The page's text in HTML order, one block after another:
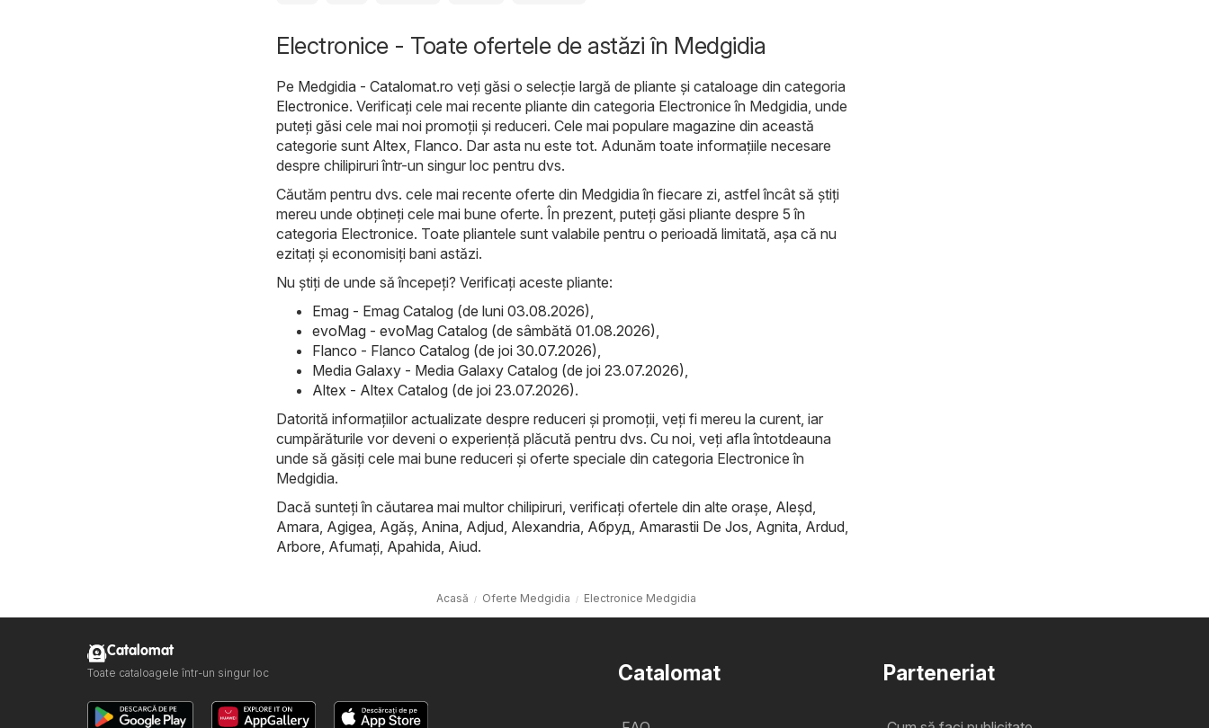
Electronice - Toate ofertele de astăzi în Medgidia
Pe Medgidia - Catalomat.ro veți găsi o selecție largă de pliante și cataloage din categoria
Electronice. Verificați cele mai recente pliante din categoria Electronice în Medgidia, unde
puteți găsi cele mai noi promoții și reduceri. Cele mai populare magazine din această
categorie sunt Altex Flanco. Dar asta nu este tot. Adunăm toate informațiile necesare
despre chilipiruri într-un singur loc pentru dvs.
Căutăm pentru dvs. cele mai recente oferte din Medgidia în fiecare zi, astfel încât să știți
mereu unde obțineți cele mai bune oferte. În prezent, puteți găsi pliante despre 5 în
categoria Electronice. Toate pliantele sunt valabile pentru o perioadă limitată, așa că nu
ezitați și economisiți bani astăzi.
Nu știți de unde să începeți? Verificați aceste pliante:
Emag - Emag Catalog (de luni 03.08.2026)
evoMag - evoMag Catalog (de sâmbătă 01.08.2026)
Flanco - Flanco Catalog (de joi 30.07.2026)
Media Galaxy - Media Galaxy Catalog (de joi 23.07.2026)
Altex - Altex Catalog (de joi 23.07.2026).
Datorită informațiilor actualizate despre reduceri și promoții, veți fi mereu la curent, iar
cumpărăturile vor deveni o experiență plăcută pentru dvs. Cu noi, veți afla întotdeauna
unde să găsiți cele mai bune reduceri și oferte speciale din categoria Electronice în
Medgidia.
Dacă sunteți în căutarea mai multor chilipiruri, verificați ofertele din alte orașe, Aleşd
Amara Agigea Agăş Anina Adjud Alexandria Абруд Amarastii De Jos Agnita Ardud
Arbore Afumaţi Apahida Aiud.
Acasă Oferte Medgidia Electronice Medgidia
Catalomat Parteneriat
Catalomat
Toate cataloagele într-un singur loc